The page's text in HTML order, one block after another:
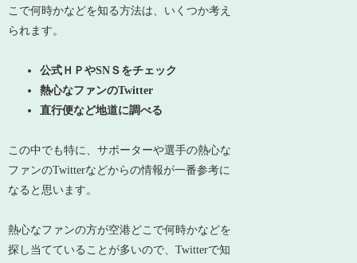
こで何時かなどを知る方法は、いくつか考え
られます。
公式ＨＰやSNＳをチェック
熱心なファンのTwitter
直行便など地道に調べる
この中でも特に、サポーターや選手の熱心な
ファンのTwitterなどからの情報が一番参考に
なると思います。
熱心なファンの方が空港どこで何時かなどを
探し当てていることが多いので、Twitterで知